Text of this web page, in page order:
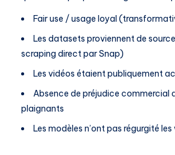
Fair use / usage loyal
Les datasets proviennent de
scraping direct par Snap)
Les vidéos étaient publiquement
Absence de préjudice commercial
plaignants
Les modèles n’ont pas régurgité